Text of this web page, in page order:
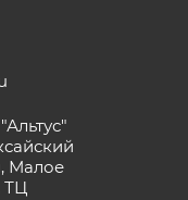
Малое
ТЦ